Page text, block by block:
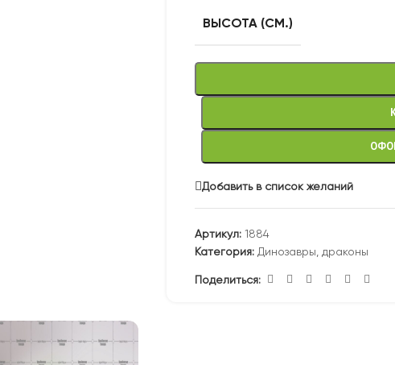
ВЫСОТА (СМ.)
Добавить в список желаний
Артикул: 1884
Категория: Динозавры, драконы
Поделиться: